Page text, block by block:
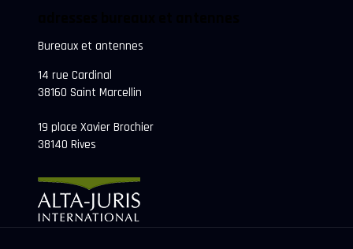
Bureaux et antennes
14 rue Cardinal
38160 Saint Marcellin
19 place Xavier Brochier
38140 Rives